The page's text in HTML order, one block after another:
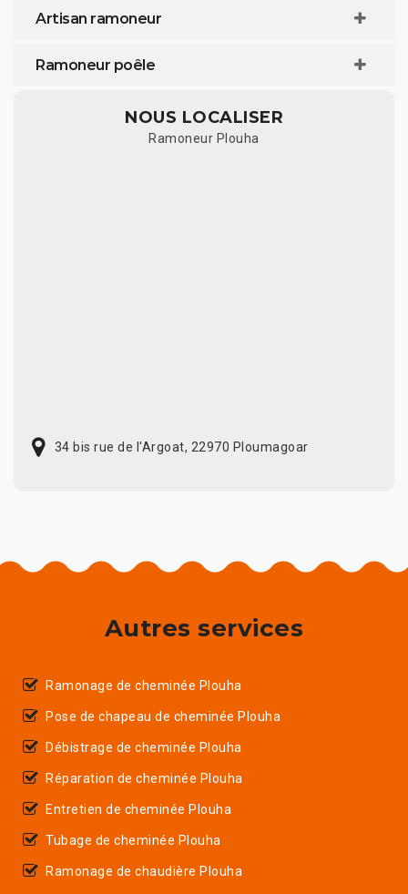
Artisan ramoneur
Ramoneur poêle
NOUS LOCALISER
Ramoneur Plouha
34 bis rue de l'Argoat, 22970 Ploumagoar
Autres services
Ramonage de cheminée Plouha
Pose de chapeau de cheminée Plouha
Débistrage de cheminée Plouha
Réparation de cheminée Plouha
Entretien de cheminée Plouha
Tubage de cheminée Plouha
Ramonage de chaudière Plouha